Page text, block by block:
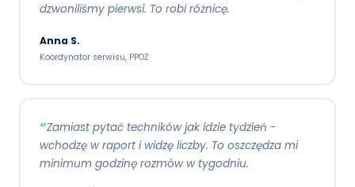
dzwoniliśmy pierwsi. To robi różnicę.
Anna S.
Koordynator serwisu, PPOŻ
Zamiast pytać techników jak idzie tydzień -
wchodzę w raport i widzę liczby. To oszczędza mi
minimum godzinę rozmów w tygodniu.